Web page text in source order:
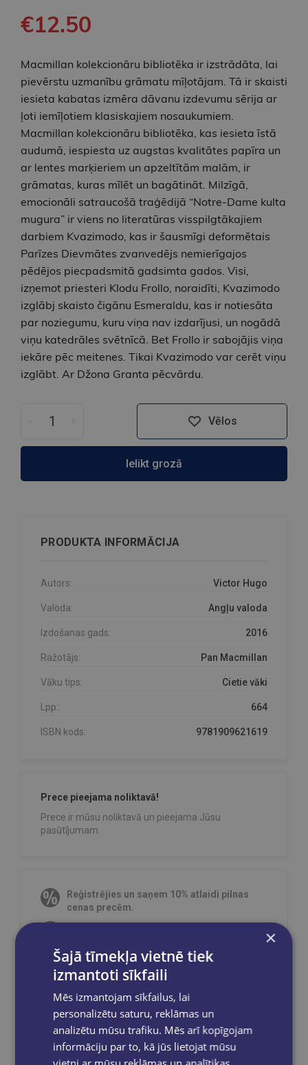
€12.50
Macmillan kolekcionāru bibliotēka ir izstrādāta, lai
pievērstu uzmanību grāmatu mīļotājam. Tā ir skaisti
iesieta kabatas izmēra dāvanu izdevumu sērija ar
ļoti iemīļotiem klasiskajiem nosaukumiem.
Macmillan kolekcionāru bibliotēka, kas iesieta īstā
audumā, iespiesta uz augstas kvalitātes papīra un
ar lentes marķieriem un apzeltītām malām, ir
grāmatas, kuras mīlēt un bagātināt. Milzīgā,
emocionāli satraucošā traģēdijā “Notre-Dame kulta
mugura” ir viens no literatūras visspilgtākajiem
darbiem Kvazimodo, kas ir šausmīgi deformētais
Parīzes Dievmātes zvanvedējs nemierīgajos
pēdējos piecpadsmitā gadsimta gados. Visi,
izņemot priesteri Klodu Frollo, noraidīti, Kvazimodo
izglābj skaisto čigānu Esmeraldu, kas ir notiesāta
par noziegumu, kuru viņa nav izdarījusi, un nogādā
viņu katedrāles svētnīcā. Bet Frollo ir sabojājis viņa
iekāre pēc meitenes. Tikai Kvazimodo var cerēt viņu
izglābt. Ar Džona Granta pēcvārdu.
Vēlos
Ielikt grozā
PRODUKTA INFORMĀCIJA
Autors: Victor Hugo
Valoda: Angļu valoda
Izdošanas gads: 2016
Ražotājs: Pan Macmillan
Vāku tips: Cietie vāki
Lpp.: 664
ISBN kods: 9781909621619
Prece pieejama noliktavā!
Prece ir mūsu noliktavā un pieejama Jūsu
pasūtījumam.
Reģistrējies un saņem 10% atlaidi pilnas
cenas precēm.
izsūtīti 2-5 darba dienu laikā.
Bezmaksas piegādeuz OMNIVA
Bezmaksas piegāde jebkurā GLOBUSS
grāmatnīcā 1-5 darba dienu laikā, kad
pasūtījums būs gatavs saņemšanai, saņemsi
e-pastu un/ vai SMS.
×
Šajā tīmekļa vietnē tiek
izmantoti sīkfaili
Mēs izmantojam sīkfailus, lai
personalizētu saturu, reklāmas un
analizētu mūsu trafiku. Mēs arī kopīgojam
informāciju par to, kā jūs lietojat mūsu